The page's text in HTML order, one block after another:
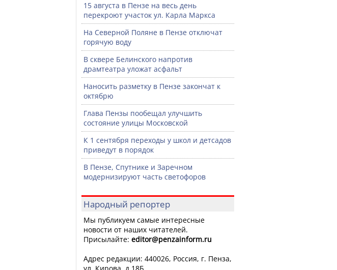
15 августа в Пензе на весь день
перекроют участок ул. Карла Маркса
На Северной Поляне в Пензе отключат
горячую воду
В сквере Белинского напротив
драмтеатра уложат асфальт
Наносить разметку в Пензе закончат к
октябрю
Глава Пензы пообещал улучшить
состояние улицы Московской
К 1 сентября переходы у школ и детсадов
приведут в порядок
В Пензе, Спутнике и Заречном
модернизируют часть светофоров
Народный репортер
Мы публикуем самые интересные
новости от наших читателей.
Присылайте: editor@penzainform.ru
Адрес редакции: 440026, Россия, г. Пенза,